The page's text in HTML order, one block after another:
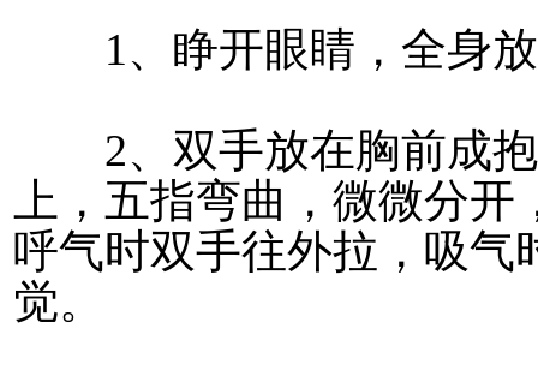
1、睁开眼睛，全身
2、双手放在胸前成抱
上，五指弯曲，微微分
呼气时双手往外拉，吸气
觉。